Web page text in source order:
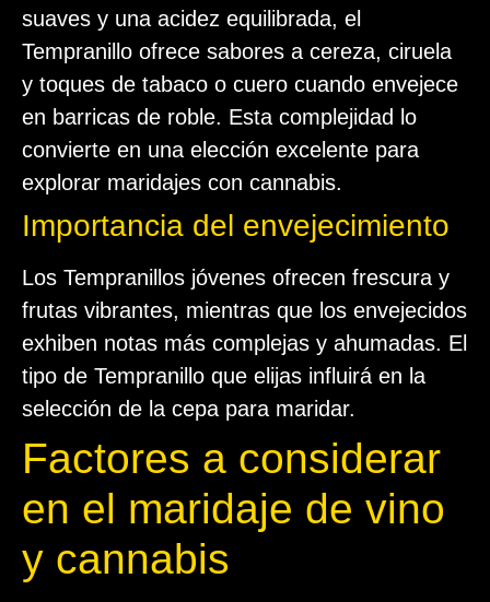
suaves y una acidez equilibrada, el
Tempranillo ofrece sabores a cereza, ciruela
y toques de tabaco o cuero cuando envejece
en barricas de roble. Esta complejidad lo
convierte en una elección excelente para
explorar maridajes con cannabis.
Importancia del envejecimiento
Los Tempranillos jóvenes ofrecen frescura y
frutas vibrantes, mientras que los envejecidos
exhiben notas más complejas y ahumadas. El
tipo de Tempranillo que elijas influirá en la
selección de la cepa para maridar.
Factores a considerar
en el maridaje de vino
y cannabis